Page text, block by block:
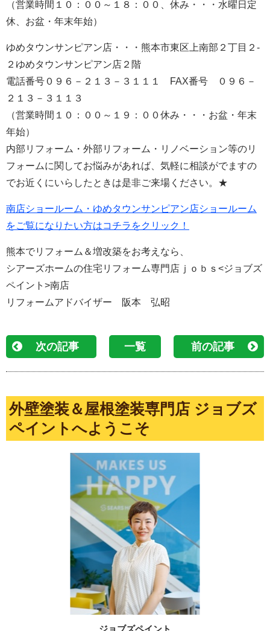
（営業時間１０：００～１８：００、休み・・・水曜日定
休、お盆・年末年始）
ゆめタウンサンピアン店・・・熊本市東区上南部２丁目２-
２ゆめタウンサンピアン店２階
電話番号０９６－２１３－３１１１ FAX番号 ０９６－
２１３－３１１３
（営業時間１０：００～１９：００休み・・・お盆・年末
年始）
内部リフォーム・外部リフォーム・リノベーション等のリ
フォームに関してお悩みがあれば、気軽に相談がでますの
でお近くにいらしたときは是非ご来場ください。★
南店ショールーム・ゆめタウンサンピアン店ショールーム
をご覧になりたい方はコチラをクリック！
熊本でリフォーム＆増改築をお考えなら、
シアーズホームの住宅リフォーム専門店ｊｏｂｓ<ジョブズ
ペイント>南店
リフォームアドバイザー 阪本 弘昭
次の記事 一覧 前の記事
外壁塗装＆屋根塗装専門店 ジョブズ
ペイントへようこそ
ジョブズペイント